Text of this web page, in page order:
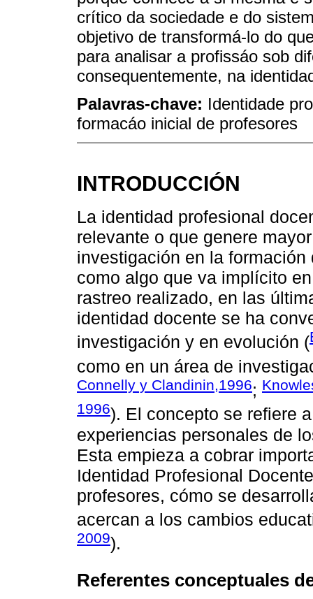
crítico da sociedade e do
objetivo de transformá-lo do
para analisar a profissáo sob
consequentemente, na
Palavras-chave: Identidade
formacáo inicial de profesores
INTRODUCCIÓN
La identidad profesional
relevante o que genere
investigación en la
como algo que va implícito
rastreo realizado, en las
identidad docente se ha
investigación y en evolución (
como en un área de
Connelly y Clandinin,1996;
1996). El concepto se refiere
experiencias personales de
Esta empieza a cobrar
Identidad Profesional
profesores, cómo se
acercan a los cambios
2009).
Referentes conceptuales